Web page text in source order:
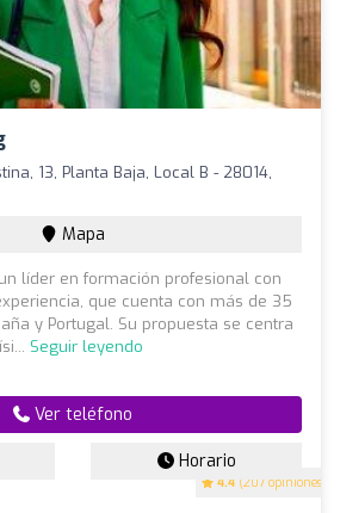
4.4 (207 opiniones)
13, Planta Baja, Local B - 28014,
Mapa
líder en formación profesional con
que cuenta con más de 35
y Portugal. Su propuesta se centra
Seguir leyendo
Ver teléfono
Horario